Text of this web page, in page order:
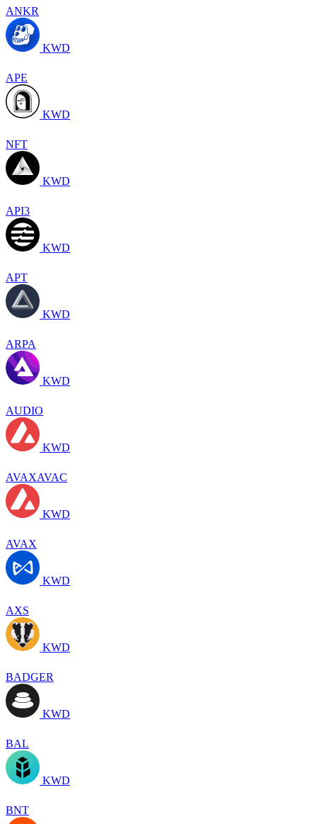
ANKR
KWD
APE
KWD
NFT
KWD
API3
KWD
APT
KWD
ARPA
KWD
AUDIO
KWD
AVAXAVAC
KWD
AVAX
KWD
AXS
KWD
BADGER
KWD
BAL
KWD
BNT